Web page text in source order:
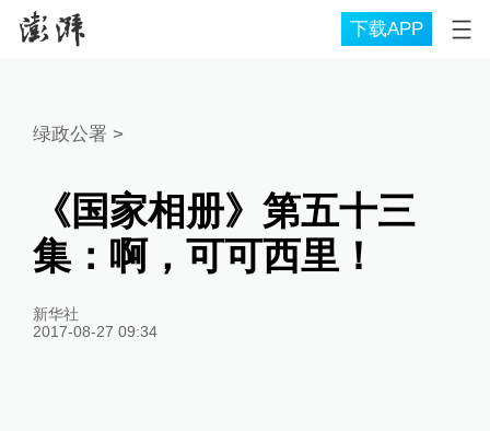
下载APP
绿政公署 >
《国家相册》第五十三
集：啊，可可西里！
新华社
2017-08-27 09:34